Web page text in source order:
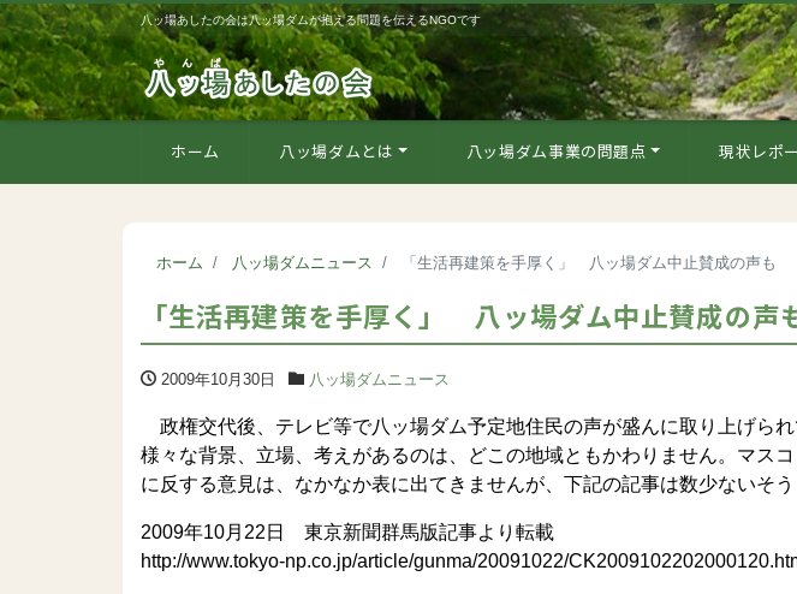
八ッ場あしたの会は八ッ場ダムが抱える問題を伝えるNGOです
ホーム 八ッ場ダムとは 八ッ場ダム事業の問題点 現状レポ
ホーム 八ッ場ダムニュース 「生活再建策を手厚く」 八ッ場ダム中止賛成の声も
「生活再建策を手厚く」 八ッ場ダム中止賛成の声
2009年10月30日 八ッ場ダムニュース
政権交代後、テレビ等で八ッ場ダム予定地住民の声が盛んに取り上げられ
様々な背景、立場、考えがあるのは、どこの地域ともかわりません。マス
に反する意見は、なかなか表に出てきませんが、下記の記事は数少ないそ
2009年10月22日 東京新聞群馬版記事より転載
http://www.tokyo-np.co.jp/article/gunma/20091022/